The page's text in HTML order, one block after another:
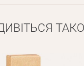
відправлено